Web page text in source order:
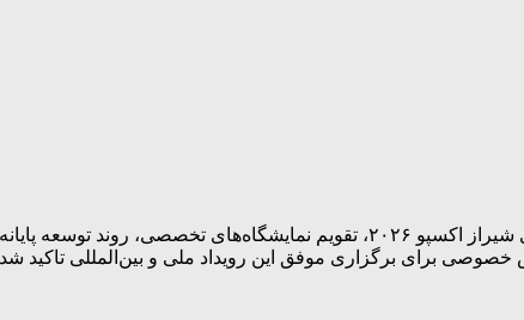
در این نشست، گزارش جامعی از عملکرد صادراتی استان در دوران پسا جنگ، برنامه‌های برگزاری شیراز اکسپو
برای برگزاری موفق این رویداد ملی و بین‌المللی تاکید